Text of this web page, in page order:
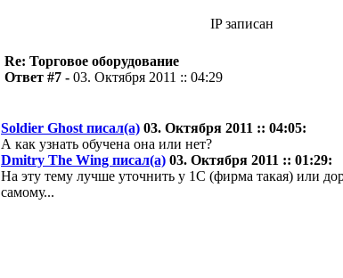
IP записан
Re: Торговое оборудование
Ответ #7 - 03. Октября 2011 :: 04:29
Soldier Ghost писал(а) 03. Октября 2011 :: 04:05:
А как узнать обучена она или нет?
Dmitry The Wing писал(а) 03. Октября 2011 :: 01:29:
На эту тему лучше уточнить у 1С (фирма такая) или
самому...